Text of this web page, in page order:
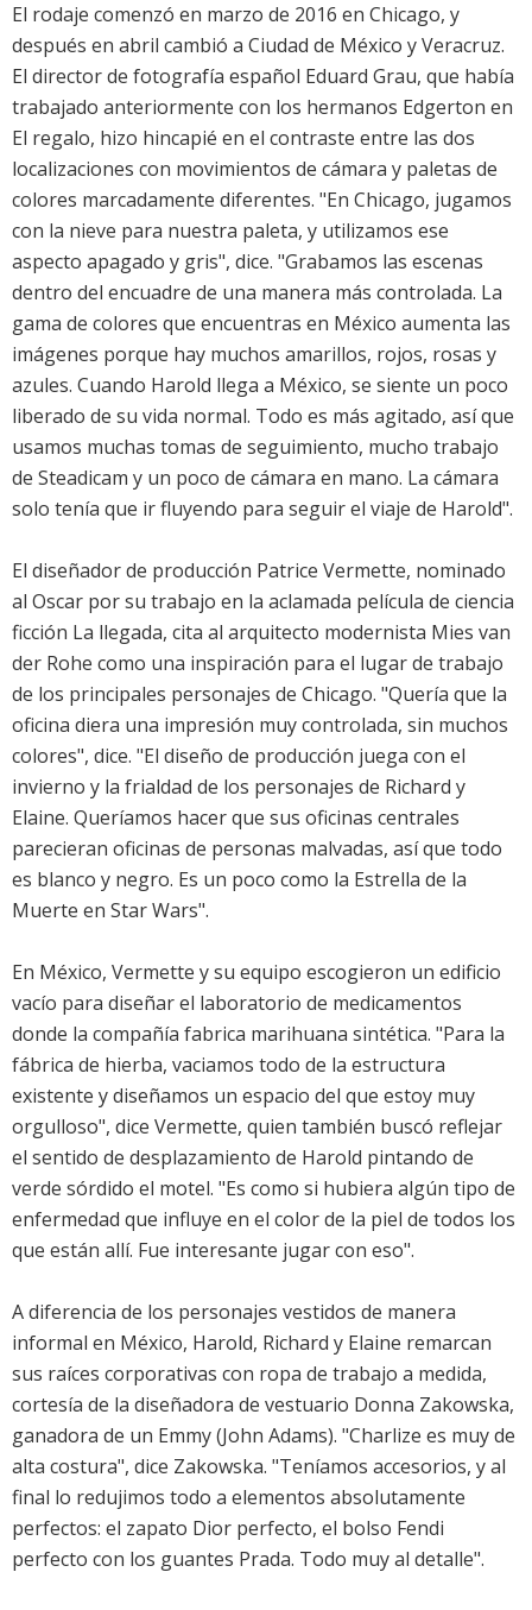
El rodaje comenzó en marzo de 2016 en Chicago, y
después en abril cambió a Ciudad de México y Veracruz.
El director de fotografía español Eduard Grau, que había
trabajado anteriormente con los hermanos Edgerton en
El regalo, hizo hincapié en el contraste entre las dos
localizaciones con movimientos de cámara y paletas de
colores marcadamente diferentes. "En Chicago, jugamos
con la nieve para nuestra paleta, y utilizamos ese
aspecto apagado y gris", dice. "Grabamos las escenas
dentro del encuadre de una manera más controlada. La
gama de colores que encuentras en México aumenta las
imágenes porque hay muchos amarillos, rojos, rosas y
azules. Cuando Harold llega a México, se siente un poco
liberado de su vida normal. Todo es más agitado, así que
usamos muchas tomas de seguimiento, mucho trabajo
de Steadicam y un poco de cámara en mano. La cámara
solo tenía que ir fluyendo para seguir el viaje de Harold".
El diseñador de producción Patrice Vermette, nominado
al Oscar por su trabajo en la aclamada película de ciencia
ficción La llegada, cita al arquitecto modernista Mies van
der Rohe como una inspiración para el lugar de trabajo
de los principales personajes de Chicago. "Quería que la
oficina diera una impresión muy controlada, sin muchos
colores", dice. "El diseño de producción juega con el
invierno y la frialdad de los personajes de Richard y
Elaine. Queríamos hacer que sus oficinas centrales
parecieran oficinas de personas malvadas, así que todo
es blanco y negro. Es un poco como la Estrella de la
Muerte en Star Wars".
En México, Vermette y su equipo escogieron un edificio
vacío para diseñar el laboratorio de medicamentos
donde la compañía fabrica marihuana sintética. "Para la
fábrica de hierba, vaciamos todo de la estructura
existente y diseñamos un espacio del que estoy muy
orgulloso", dice Vermette, quien también buscó reflejar
el sentido de desplazamiento de Harold pintando de
verde sórdido el motel. "Es como si hubiera algún tipo de
enfermedad que influye en el color de la piel de todos los
que están allí. Fue interesante jugar con eso".
A diferencia de los personajes vestidos de manera
informal en México, Harold, Richard y Elaine remarcan
sus raíces corporativas con ropa de trabajo a medida,
cortesía de la diseñadora de vestuario Donna Zakowska,
ganadora de un Emmy (John Adams). "Charlize es muy de
alta costura", dice Zakowska. "Teníamos accesorios, y al
final lo redujimos todo a elementos absolutamente
perfectos: el zapato Dior perfecto, el bolso Fendi
perfecto con los guantes Prada. Todo muy al detalle".